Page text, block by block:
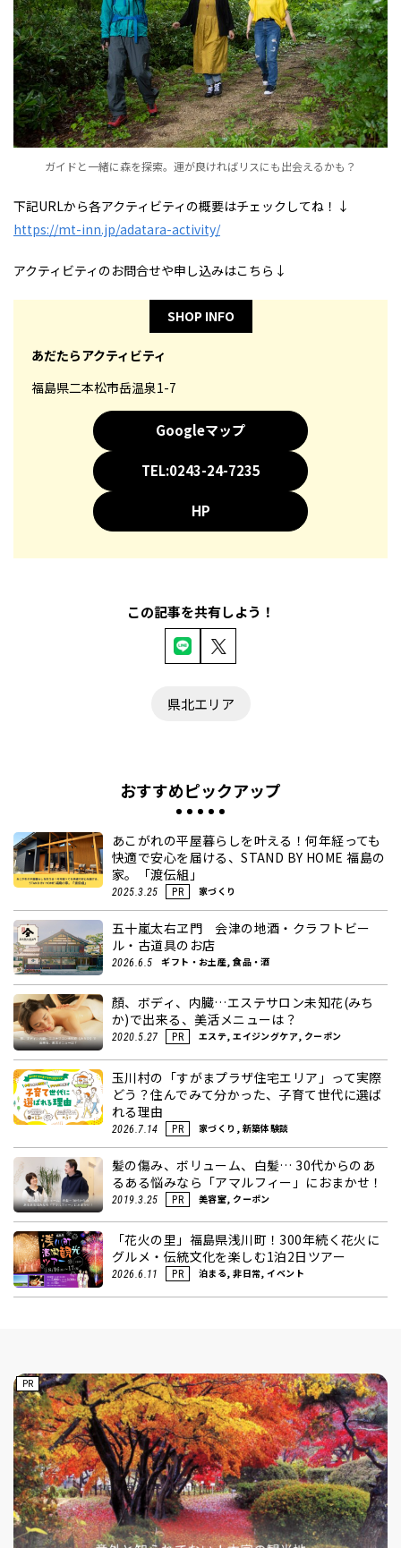
ガイドと一緒に森を探索。運が良ければリスにも出会えるかも？
下記URLから各アクティビティの概要はチェックしてね！↓
https://mt-inn.jp/adatara-activity/
アクティビティのお問合せや申し込みはこちら↓
SHOP INFO
あだたらアクティビティ
福島県二本松市岳温泉1-7
Googleマップ
TEL:0243-24-7235
HP
この記事を共有しよう！
県北エリア
おすすめピックアップ
あこがれの平屋暮らしを叶える！何年経っても
快適で安心を届ける、STAND BY HOME 福島の
家。「渡伝組」
2025.3.25 PR 家づくり
五十嵐太右ヱ門 会津の地酒・クラフトビー
ル・古道具のお店
2026.6.5 ギフト・お土産, 食品・酒
顏、ボディ、内臓…エステサロン未知花(みち
か)で出来る、美活メニューは？
2020.5.27 PR エステ, エイジングケア, クーポン
玉川村の「すがまプラザ住宅エリア」って実際
どう？住んでみて分かった、子育て世代に選ば
れる理由
2026.7.14 PR 家づくり, 新築体験談
髪の傷み、ボリューム、白髪… 30代からのあ
るある悩みなら「アマルフィー」におまかせ！
2019.3.25 PR 美容室, クーポン
「花火の里」福島県浅川町！300年続く花火に
グルメ・伝統文化を楽しむ1泊2日ツアー
2026.6.11 PR 泊まる, 非日常, イベント
PR